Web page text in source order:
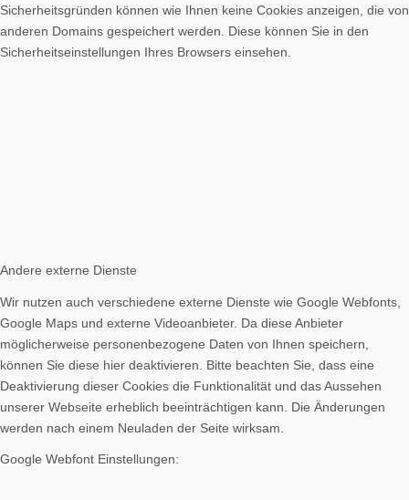
Sicherheitsgründen können wie Ihnen keine Cookies anzeigen, die von
anderen Domains gespeichert werden. Diese können Sie in den
Sicherheitseinstellungen Ihres Browsers einsehen.
Andere externe Dienste
Wir nutzen auch verschiedene externe Dienste wie Google Webfonts,
Google Maps und externe Videoanbieter. Da diese Anbieter
möglicherweise personenbezogene Daten von Ihnen speichern,
können Sie diese hier deaktivieren. Bitte beachten Sie, dass eine
Deaktivierung dieser Cookies die Funktionalität und das Aussehen
unserer Webseite erheblich beeinträchtigen kann. Die Änderungen
werden nach einem Neuladen der Seite wirksam.
Google Webfont Einstellungen: